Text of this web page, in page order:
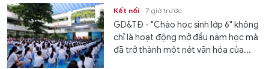
Kết nối 7 giờ trước
GD&TĐ - "Chào học sinh lớp 6" không
chỉ là hoạt động mở đầu năm học mà
đã trở thành một nét văn hóa của...